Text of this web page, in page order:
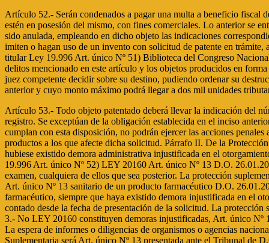
Artículo 52.- Serán condenados a pagar una multa a beneficio fiscal
estén en posesión del mismo, con fines comerciales. Lo anterior se
sido anulada, empleando en dicho objeto las indicaciones
imiten o hagan uso de un invento con solicitud de patente en trámite,
titular Ley 19.996 Art. único Nº 51) Biblioteca del Congreso
delitos mencionado en este artículo y los objetos producidos en
juez competente decidir sobre su destino, pudiendo ordenar su
anterior y cuyo monto máximo podrá llegar a dos mil unidades
Artículo 53.- Todo objeto patentado deberá llevar la indicación del
registro. Se exceptúan de la obligación establecida en el inciso
cumplan con esta disposición, no podrán ejercer las acciones
productos a los que afecte dicha solicitud. Párrafo II. De la
hubiese existido demora administrativa injustificada en el
19.996 Art. único Nº 52) LEY 20160 Art. único Nº 13 D.O.
examen, cualquiera de ellos que sea posterior. La protección
Art. único Nº 13 sanitario de un producto farmacéutico D.O.
farmacéutico, siempre que haya existido demora injustificada en el
contado desde la fecha de presentación de la solicitud. La
3.- No LEY 20160 constituyen demoras injustificadas, Art. único Nº
La espera de informes o diligencias de organismos o agencias
Suplementaria será Art. único Nº 13 presentada ante el Tribunal de